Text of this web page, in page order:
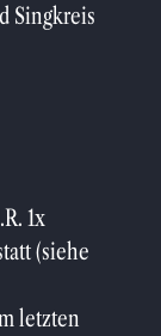
Singkreis
1x
(siehe
letzten